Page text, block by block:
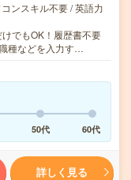
ンスキル不要 / 英語力
でもOK！履歴書不要
種などを入力す…
50代 60代
詳しく見る